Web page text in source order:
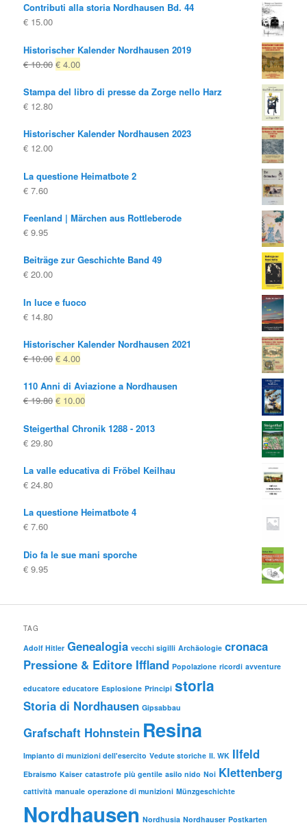
Contributi alla storia Nordhausen Bd. 44
€ 15.00
Historischer Kalender Nordhausen 2019
€10.00 Il
originale
€ 4.00Il
attuale
Stampa del libro di presse da Zorge nello Harz
€ 12.80
Historischer Kalender Nordhausen 2023
€ 12.00
La questione Heimatbote 2
€ 7.60
Feenland | Märchen aus Rottleberode
€ 9.95
Beiträge zur Geschichte Band 49
€ 20.00
In luce e fuoco
€ 14.80
Historischer Kalender Nordhausen 2021
€10.00 Il
originale
era:
€ 4.00Il
attuale
è:
110 Anni di Aviazione a Nordhausen
€19.80 Il
originale
€ 10.00Il
attuale
Steigerthal Chronik 1288 - 2013
€ 29.80
La valle educativa di Fröbel Keilhau
€ 24.80
La questione Heimatbote 4
€ 7.60
Dio fa le sue mani sporche
€ 9.95
TAG
Adolf Hitler Genealogia vecchi sigilli Archäologie cronaca
Pressione & Editore Iffland Popolazione ricordi avventure
educatore educatore Esplosione Principi storia
Storia di Nordhausen Gipsabbau
Grafschaft Hohnstein Resina
Impianto di munizioni dell'esercito Vedute storiche II. WK Ilfeld
Ebraismo Kaiser catastrofe più gentile asilo nido Noi Klettenberg
cattività manuale operazione di munizioni Münzgeschichte
Nordhausen Nordhusia Nordhauser Postkarten